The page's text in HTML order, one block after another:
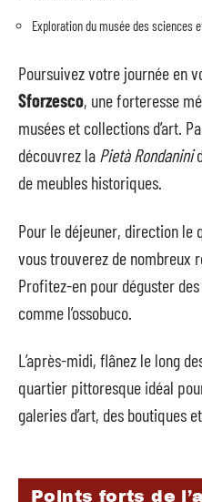
Exploration du musée des sciences
Poursuivez votre journée en
Sforzesco, une forteresse
musées et collections d’art.
découvrez la Pietà Rondanini
de meubles historiques.
Pour le déjeuner, direction le
vous trouverez de nombreux
Profitez-en pour déguster
comme l’ossobuco.
L’après-midi, flânez le long
quartier pittoresque idéal
galeries d’art, des boutiques
Points forts de